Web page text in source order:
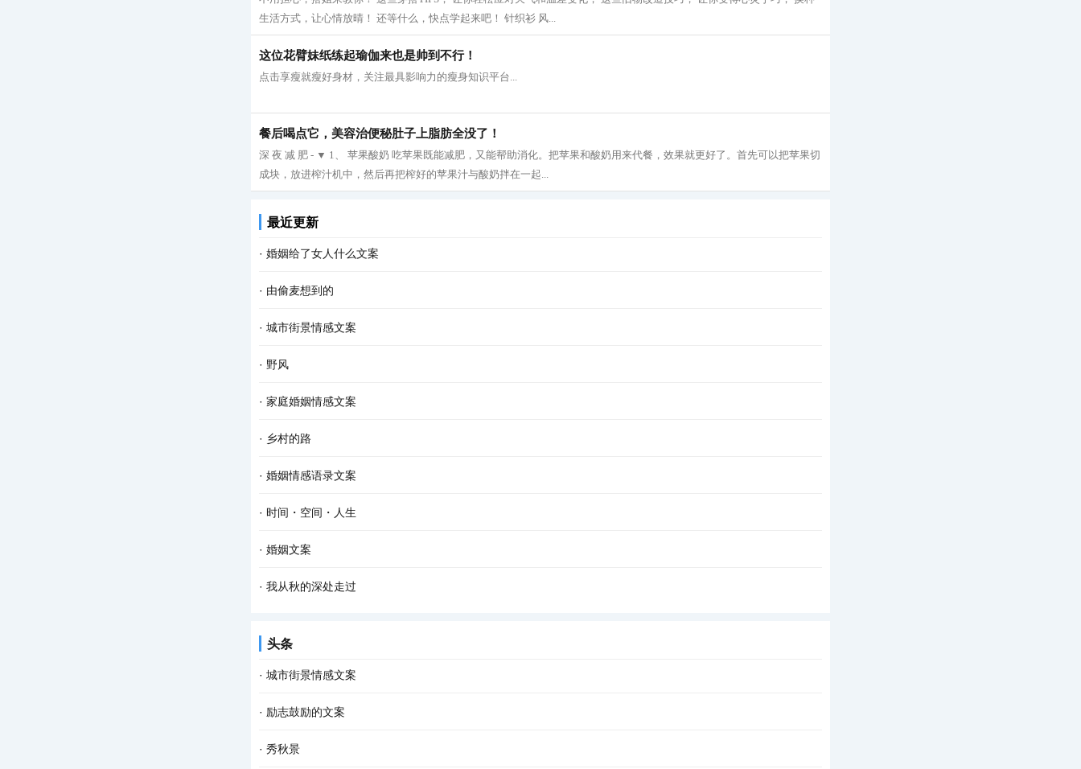
生活方式，让心情放晴！ 还等什么，快点学起来吧！ 针织衫 风...
这位花臂妹纸练起瑜伽来也是帅到不行！
点击享瘦就瘦好身材，关注最具影响力的瘦身知识平台...
餐后喝点它，美容治便秘肚子上脂肪全没了！
深 夜 减 肥 - ▼ 1、 苹果酸奶 吃苹果既能减肥，又能帮助消化。把苹果和酸奶用来代餐，效果就更好了。首先可以把苹果切
成块，放进榨汁机中，然后再把榨好的苹果汁与酸奶拌在一起...
最近更新
· 婚姻给了女人什么文案
· 由偷麦想到的
· 城市街景情感文案
· 野风
· 家庭婚姻情感文案
· 乡村的路
· 婚姻情感语录文案
· 时间・空间・人生
· 婚姻文案
· 我从秋的深处走过
头条
· 城市街景情感文案
· 励志鼓励的文案
· 秀秋景